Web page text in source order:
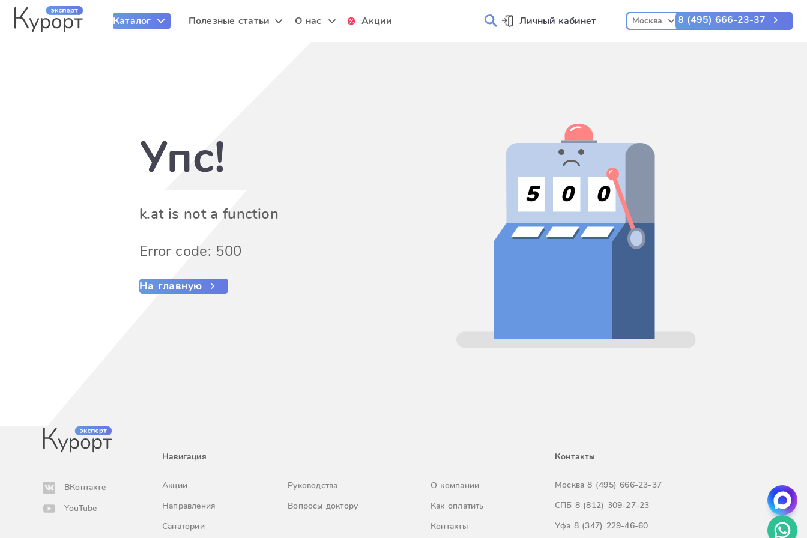
Каталог Полезные статьи О нас Акции Личный кабинет Москва 8 (495) 666-23-37
Упс!
k.at is not a function
Error code: 500
На главную
5 0 0
ВКонтакте
YouTube
Навигация
Акции
Направления
Санатории
Руководства
Вопросы доктору
О компании
Как оплатить
Контакты
Контакты
Москва8 (495) 666-23-37
СПБ 8 (812) 309-27-23
Уфа 8 (347) 229-46-60